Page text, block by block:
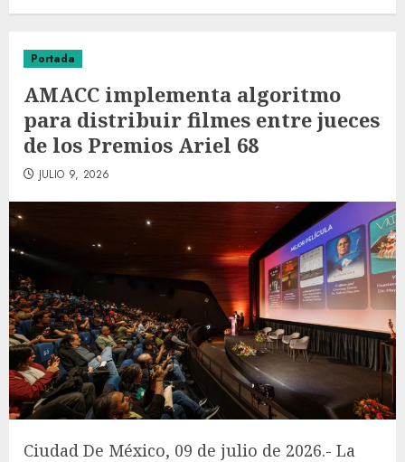
Portada
AMACC implementa algoritmo
para distribuir filmes entre jueces
de los Premios Ariel 68
JULIO 9, 2026
Ciudad De México, 09 de julio de 2026.- La